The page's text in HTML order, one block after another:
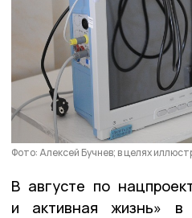
Фото: Алексей Бучнев; в целях
В августе по
и активная жизнь» в